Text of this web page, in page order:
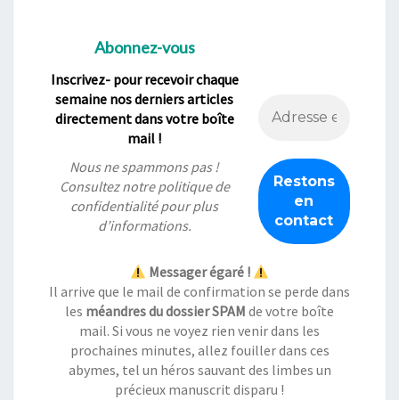
Abonnez-vous
Inscrivez- pour recevoir chaque
semaine nos derniers articles
directement dans votre boîte
mail !
Nous ne spammons pas !
Consultez notrepolitique de
confidentialitépour plus
d’informations.
Messager égaré !
Il arrive que le mail de confirmation se perde dans
les méandres du dossier SPAM de votre boîte
mail. Si vous ne voyez rien venir dans les
prochaines minutes, allez fouiller dans ces
abymes, tel un héros sauvant des limbes un
précieux manuscrit disparu !